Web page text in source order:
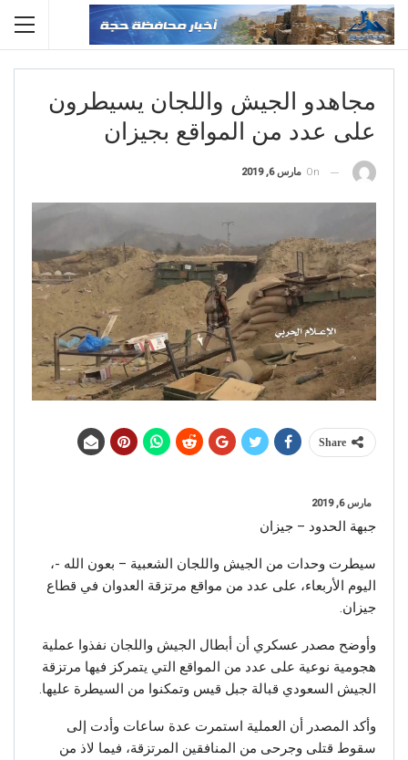
مجاهدو الجيش واللجان يسيطرون
على عدد من المواقع بجيزان
On مارس 6, 2019
Share
مارس 6, 2019
جبهة الحدود – جيزان
سيطرت وحدات من الجيش واللجان الشعبية – بعون الله -،
اليوم الأربعاء، على عدد من مواقع مرتزقة العدوان في قطاع
جيزان.
وأوضح مصدر عسكري أن أبطال الجيش واللجان نفذوا عملية
هجومية نوعية على عدد من المواقع التي يتمركز فيها مرتزقة
الجيش السعودي قبالة جبل قيس وتمكنوا من السيطرة عليها.
وأكد المصدر أن العملية استمرت عدة ساعات وأدت إلى
سقوط قتلى وجرحى من المنافقين المرتزقة، فيما لاذ من